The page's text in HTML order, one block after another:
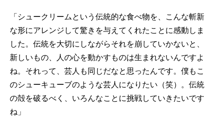
「シュークリームという伝統的な食べ物を、こんな斬新
な形にアレンジして驚きを与えてくれたことに感動しま
した。伝統を大切にしながらそれを崩していかないと、
新しいもの、人の心を動かすものは生まれないんですよ
ね。それって、芸人も同じだなと思ったんです。僕もこ
のシューキューブのような芸人になりたい（笑）。伝統
の殻を破るべく、いろんなことに挑戦していきたいです
ね」